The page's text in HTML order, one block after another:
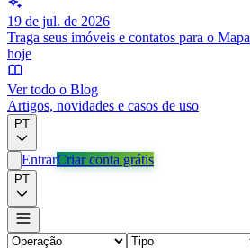
19 de jul. de 2026
Traga seus imóveis e contatos para o
hoje
Ver todo o Blog
Artigos, novidades e casos de uso
PT
EntrarCriar conta grátis
PT